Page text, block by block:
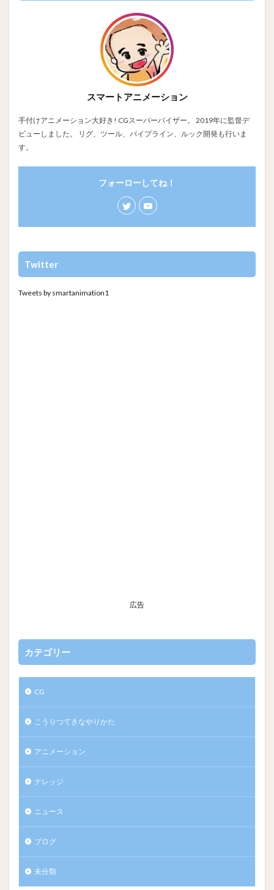
スマートアニメーション
手付けアニメーション大好き! CGスーパーバイザー。 2019年に監督デ
ビューしました。 リグ、ツール、パイプライン、ルック開発も行いま
す。
フォーローしてね！
Twitter
Tweets by smartanimation1
広告
カテゴリー
CG
こうりつてきなやりかた
アニメーション
ナレッジ
ニュース
ブログ
未分類